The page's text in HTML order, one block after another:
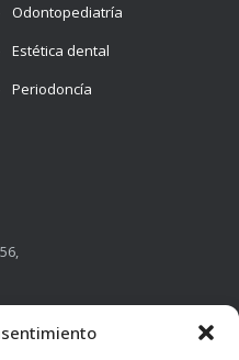
Odontopediatría
Estética dental
Periodoncía